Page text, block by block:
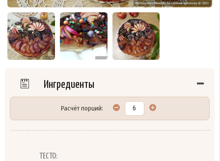
Ингредиенты
Расчёт порций:
ТЕСТО: